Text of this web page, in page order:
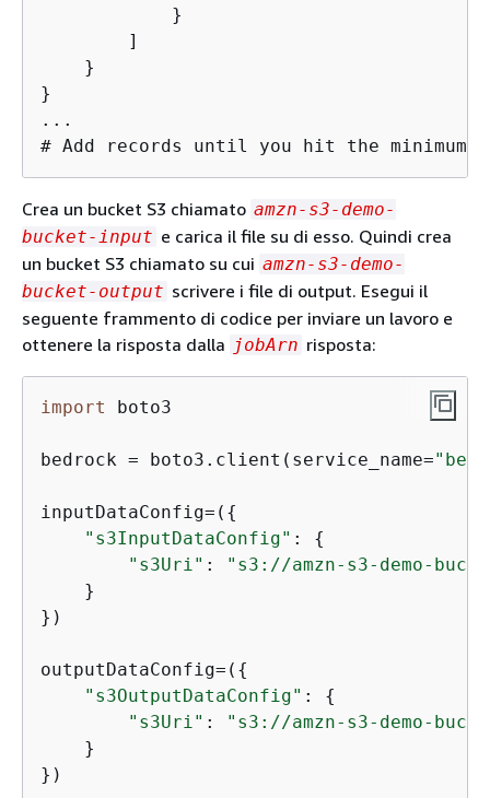
            }
        ]
    }
}
...
# Add records until you hit the minimum
Crea un bucket S3 chiamato amzn-s3-demo-
bucket-input e carica il file su di esso. Quindi crea
un bucket S3 chiamato su cui amzn-s3-demo-
bucket-output scrivere i file di output. Esegui il
seguente frammento di codice per inviare un lavoro e
ottenere la risposta dalla jobArn risposta:
import boto3
bedrock = boto3.client(service_name=
inputDataConfig=( {
"s3InputDataConfig" : {
"s3Uri" :
"s3://amzn-s3-demo-
    }
})
outputDataConfig=( {
"s3OutputDataConfig" : {
"s3Uri" :
"s3://amzn-s3-demo-
    }
})